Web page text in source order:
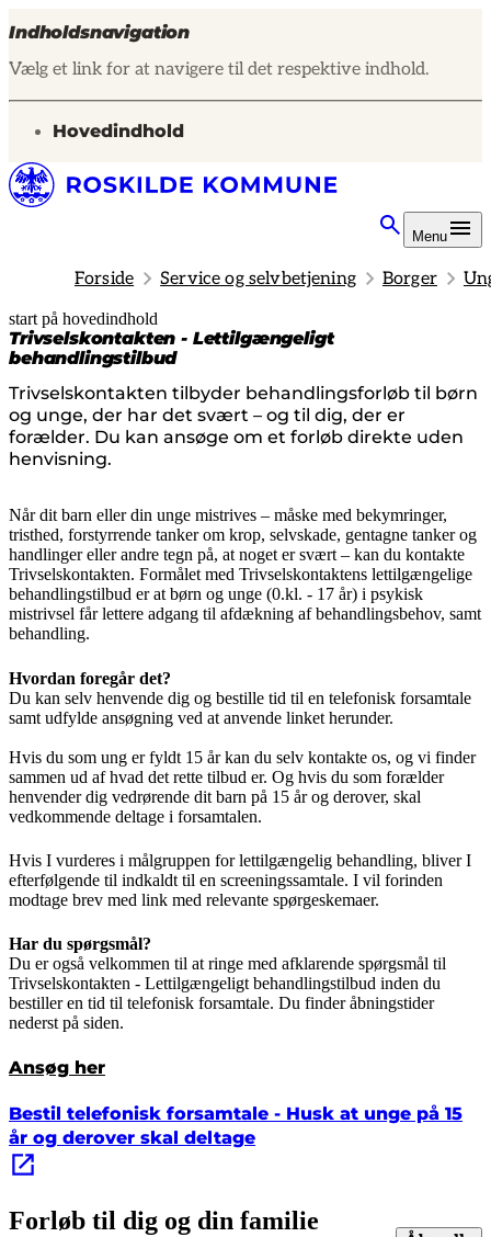
Indholdsnavigation
Vælg et link for at navigere til det respektive indhold.
gå til
Hovedindhold
Menu
Forside Service og selvbetjening Borger
start på hovedindhold
Trivselskontakten - Lettilgængeligt
behandlingstilbud
Trivselskontakten tilbyder behandlingsforløb til børn
og unge, der har det svært – og til dig, der er
forælder. Du kan ansøge om et forløb direkte uden
henvisning.
senest opdateret 5. maj 2025
Når dit barn eller din unge mistrives – måske med bekymringer,
tristhed, forstyrrende tanker om krop, selvskade, gentagne tanker og
handlinger eller andre tegn på, at noget er svært – kan du kontakte
Trivselskontakten. Formålet med Trivselskontaktens lettilgængelige
behandlingstilbud er at børn og unge (0.kl. - 17 år) i psykisk
mistrivsel får lettere adgang til afdækning af behandlingsbehov, samt
behandling.
Hvordan foregår det?
Du kan selv henvende dig og bestille tid til en telefonisk forsamtale
samt udfylde ansøgning ved at anvende linket herunder.
Hvis du som ung er fyldt 15 år kan du selv kontakte os, og vi finder
sammen ud af hvad det rette tilbud er. Og hvis du som forælder
henvender dig vedrørende dit barn på 15 år og derover, skal
vedkommende deltage i forsamtalen.
Hvis I vurderes i målgruppen for lettilgængelig behandling, bliver I
efterfølgende til indkaldt til en screeningssamtale. I vil forinden
modtage brev med link med relevante spørgeskemaer.
Har du spørgsmål?
Du er også velkommen til at ringe med afklarende spørgsmål til
Trivselskontakten - Lettilgængeligt behandlingstilbud inden du
bestiller en tid til telefonisk forsamtale. Du finder åbningstider
nederst på siden.
Ansøg her
Bestil telefonisk forsamtale - Husk at unge på 15
år og derover skal deltage
Forløb til dig og din familie